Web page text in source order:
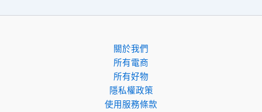
關於我們
所有電商
所有好物
隱私權政策
使用服務條款